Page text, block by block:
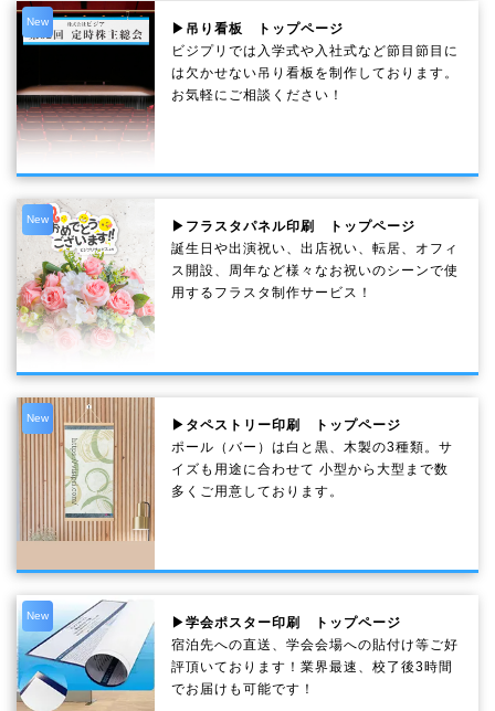
New
▶吊り看板 トップページ
ビジプリでは入学式や入社式など節目節目に
は欠かせない吊り看板を制作しております。
お気軽にご相談ください！
New
▶フラスタパネル印刷 トップページ
誕生日や出演祝い、出店祝い、転居、オフィ
ス開設、周年など様々なお祝いのシーンで使
用するフラスタ制作サービス！
New
▶タペストリー印刷 トップページ
ポール（バー）は白と黒、木製の3種類。サ
イズも用途に合わせて 小型から大型まで数
多くご用意しております。
New
▶学会ポスター印刷 トップページ
宿泊先への直送、学会会場への貼付け等ご好
評頂いております！業界最速、校了後3時間
でお届けも可能です！